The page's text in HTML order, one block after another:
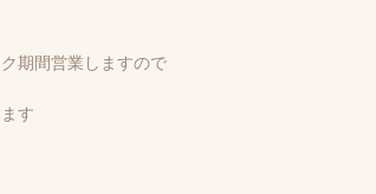
期間営業しますので
す